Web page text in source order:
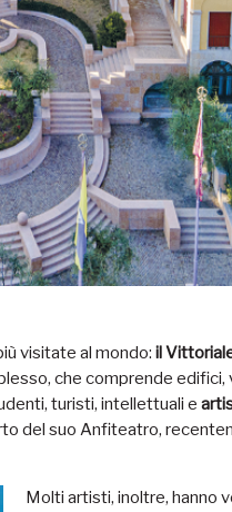
visitate al mondo: il
che comprende edifici,
turisti, intellettuali e
del suo Anfiteatro,
Molti artisti, inoltre, hanno